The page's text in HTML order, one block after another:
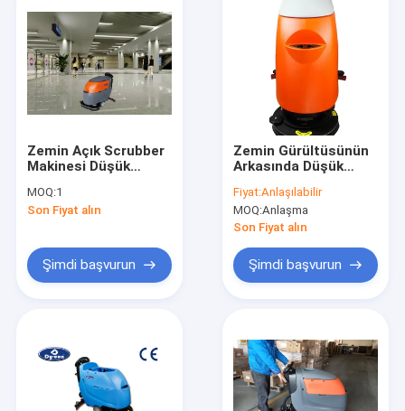
Ürün
Bizim Hakkımızda
Zemin Açık Scrubber
Makinesi Düşük
Açık Tank Endüstriyel
Yürüyüşü
MOQ:1
Son Fiyat alın
Şimdi başvurun
Zemin Gürültüsünün
Arkasında Düşük
Makinesi Gerçek
Zamanlı Ekran Pil
Gücü
Fiyat:Anlaşılabilir
MOQ:Anlaşma
Son Fiyat alın
Şimdi başvurun